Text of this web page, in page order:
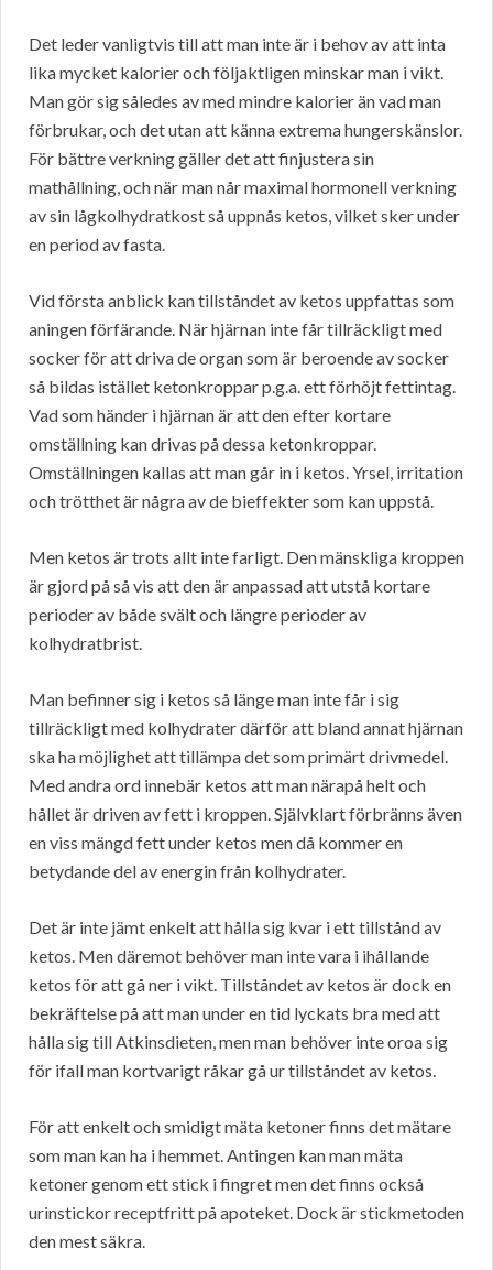
Det leder vanligtvis till att man inte är i behov av att inta
lika mycket kalorier och följaktligen minskar man i vikt.
Man gör sig således av med mindre kalorier än vad man
förbrukar, och det utan att känna extrema hungerskänslor.
För bättre verkning gäller det att finjustera sin
mathållning, och när man når maximal hormonell verkning
av sin lågkolhydratkost så uppnås ketos, vilket sker under
en period av fasta.
Vid första anblick kan tillståndet av ketos uppfattas som
aningen förfärande. När hjärnan inte får tillräckligt med
socker för att driva de organ som är beroende av socker
så bildas istället ketonkroppar p.g.a. ett förhöjt fettintag.
Vad som händer i hjärnan är att den efter kortare
omställning kan drivas på dessa ketonkroppar.
Omställningen kallas att man går in i ketos. Yrsel, irritation
och trötthet är några av de bieffekter som kan uppstå.
Men ketos är trots allt inte farligt. Den mänskliga kroppen
är gjord på så vis att den är anpassad att utstå kortare
perioder av både svält och längre perioder av
kolhydratbrist.
Man befinner sig i ketos så länge man inte får i sig
tillräckligt med kolhydrater därför att bland annat hjärnan
ska ha möjlighet att tillämpa det som primärt drivmedel.
Med andra ord innebär ketos att man närapå helt och
hållet är driven av fett i kroppen. Självklart förbränns även
en viss mängd fett under ketos men då kommer en
betydande del av energin från kolhydrater.
Det är inte jämt enkelt att hålla sig kvar i ett tillstånd av
ketos. Men däremot behöver man inte vara i ihållande
ketos för att gå ner i vikt. Tillståndet av ketos är dock en
bekräftelse på att man under en tid lyckats bra med att
hålla sig till Atkinsdieten, men man behöver inte oroa sig
för ifall man kortvarigt råkar gå ur tillståndet av ketos.
För att enkelt och smidigt mäta ketoner finns det mätare
som man kan ha i hemmet. Antingen kan man mäta
ketoner genom ett stick i fingret men det finns också
urinstickor receptfritt på apoteket. Dock är stickmetoden
den mest säkra.